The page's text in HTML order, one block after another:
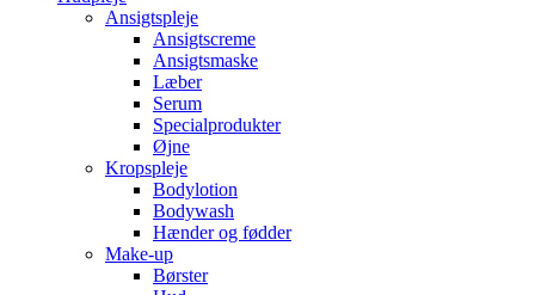
Ansigtspleje
Ansigtscreme
Ansigtsmaske
Læber
Serum
Specialprodukter
Øjne
Kropspleje
Bodylotion
Bodywash
Hænder og fødder
Make-up
Børster